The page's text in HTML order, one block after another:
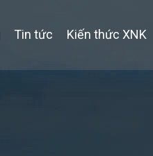
Tin tức Kiến thức XNK